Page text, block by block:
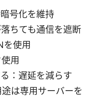
号化を維持
ちても通信を遮断
を使用
用
：遅延を減らす
は専用サーバーを